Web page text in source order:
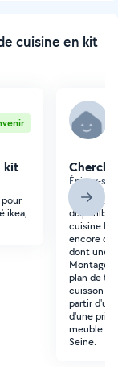
cuisine en kit
kit
ikea,
Épinay-
Bonjour,
disponible
cuisine
encore
dont une
Montage
plan de
cuisson
partir
d'une
meuble
Seine.